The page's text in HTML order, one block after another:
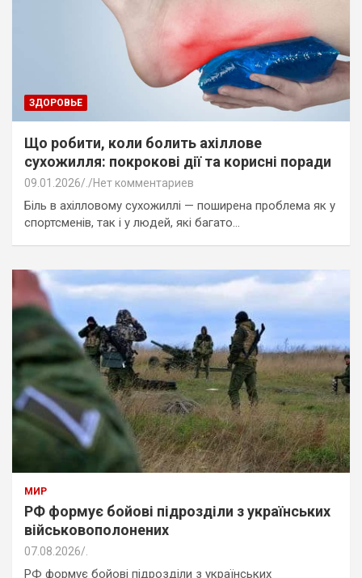
ЗДОРОВЬЕ
Що робити, коли болить ахіллове
сухожилля: покрокові дії та корисні поради
09.01.2026 Нет комментариев
Біль в ахілловому сухожиллі — поширена проблема як у
спортсменів, так і у людей, які багато…
МИР
РФ формує бойові підрозділи з українських
військовополонених
07.08.2026
РФ формує бойові підрозділи з українських